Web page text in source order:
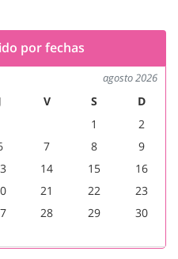
por fechas
agosto 2026
V S
D
1
2
7 8
9
14 15
16
21 22
23
28 29
30